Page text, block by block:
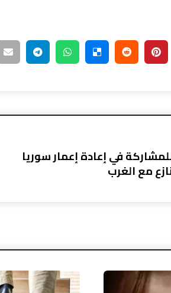
في إعادة إعمار سوريا
مع الغرب